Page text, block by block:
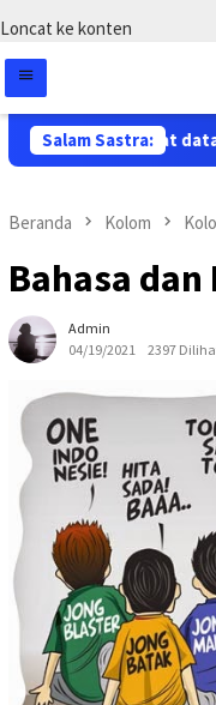
Loncat ke konten
Salam Sastra:
Selamat datang
Beranda Kolom
Bahasa dan
Admin
04/19/2021
2397